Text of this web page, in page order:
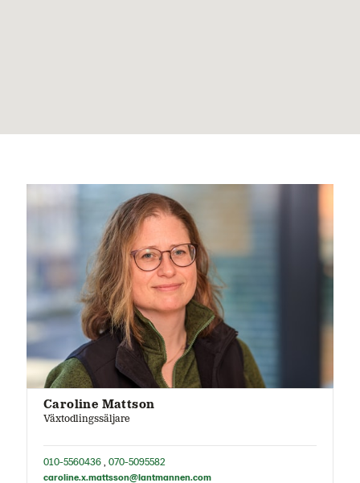
Caroline Mattson
Växtodlingssäljare
010-5560436 070-5095582
caroline.x.mattsson@lantmannen.com